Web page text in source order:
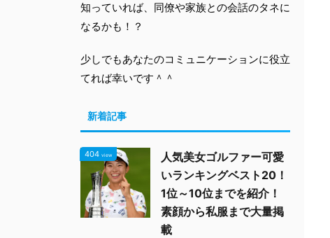
知っていれば、同僚や家族との会話のタネに
なるかも！？
少しでもあなたのコミュニケーションに役立
てれば幸いです＾＾
新着記事
404 view
人気美女ゴルファー可愛
いランキングベスト20！
1位～10位までを紹介！
素顔から私服まで大量掲
載